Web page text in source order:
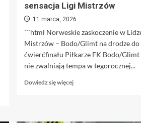
sensacja Ligi Mistrzów
11 marca, 2026
```html Norweskie zaskoczenie w
Mistrzów – Bodo/Glimt na drodze do
ćwierćfinału Piłkarze FK Bodo/Glimt
nie zwalniają tempa w tegorocznej...
Dowiedz się więcejDowiedz